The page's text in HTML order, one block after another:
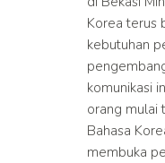
Korea terus
kebutuhan
komunikasi
orang mulai
Bahasa
membuka